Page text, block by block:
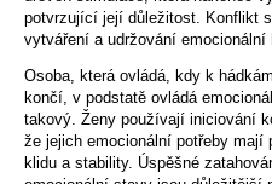
potvrzující její důležitost. Konflikt
vytváření a udržování emocionální
Osoba, která ovládá, kdy k
končí, v podstatě ovládá
takový. Ženy používají iniciování
že jejich emocionální potřeby mají
klidu a stability. Úspěšné